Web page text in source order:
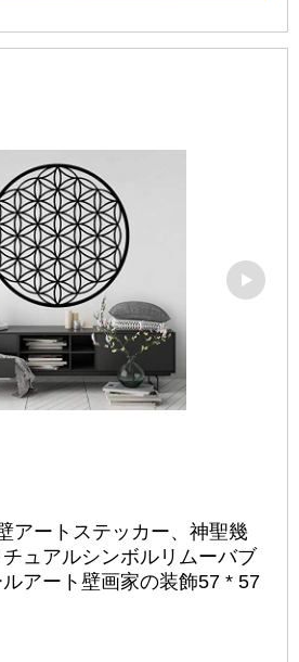
アートステッカー、神聖幾
ュアルシンボルリムーバブ
アート壁画家の装飾57 * 57